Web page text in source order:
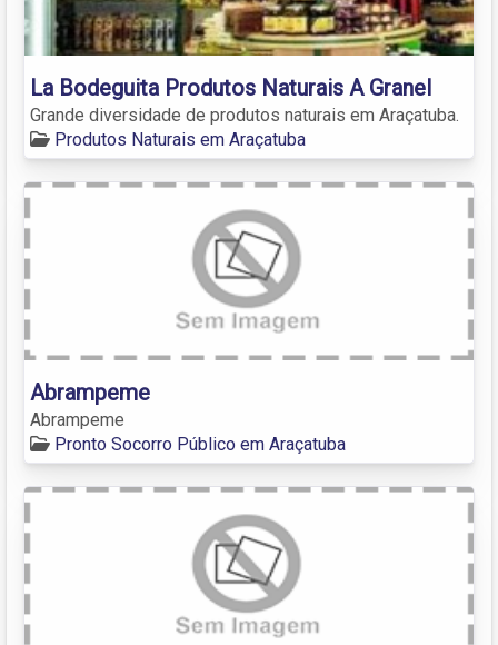
La Bodeguita Produtos Naturais A Granel
Grande diversidade de produtos naturais em Araçatuba.
Produtos Naturais em Araçatuba
Abrampeme
Abrampeme
Pronto Socorro Público em Araçatuba